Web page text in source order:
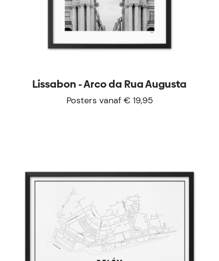
Lissabon - Arco da Rua Augusta
Posters vanaf € 19,95